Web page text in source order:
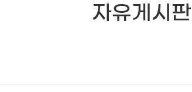
자유게시판